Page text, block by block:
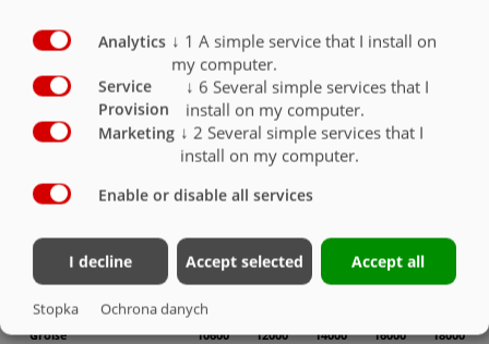
Im Bereich der Fassaufbauten gibt es die Möglichkeit das Fass direkt
auf einen LKW zu setzen. Mit Hilfe von Abstellfüßen kann das Fass von
dem LKW abgenommen und durch einen Abschiebe Aufbau ersetzt
Rahmen als Abrollsystem auszustatten. Flexibilität pur!
Fassaufbau
Größe 10600 12000 14000 16000 18000
Analytics ↓ 1 A simple service that I install on
my computer.
Service
Provision
↓ 6 Several simple services that I
install on my computer.
Marketing ↓ 2 Several simple services that I
install on my computer.
Enable or disable all services
I decline Accept selected Accept all
Stopka Ochrona danych